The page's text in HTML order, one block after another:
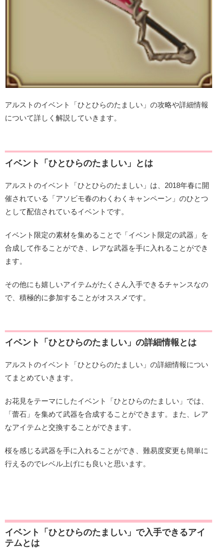
アルストのイベント「ひとひらのたましい」の攻略や詳細情報
について詳しく解説していきます。
イベント「ひとひらのたましい」とは
アルストのイベント「ひとひらのたましい」は、2018年春に開
催されている「アソビモ春のわくわくキャンペーン」のひとつ
として配信されているイベントです。
イベント限定の素材を集めることで「イベント限定の武器」を
合成して作ることができ、レアな武器を手に入れることができ
ます。
その他にも嬉しいアイテムがたくさん入手できるチャンスなの
で、積極的に参加することがオススメです。
イベント「ひとひらのたましい」の詳細情報とは
アルストのイベント「ひとひらのたましい」の詳細情報につい
てまとめていきます。
お花見をテーマにしたイベント「ひとひらのたましい」では、
「蕾石」を集めて武器を合成することができます。また、レア
なアイテムと交換することができます。
桜を感じる武器を手に入れることができ、難易度変更も簡単に
行えるのでレベル上げにも良いと思います。
イベント「ひとひらのたましい」で入手できるアイ
テムとは